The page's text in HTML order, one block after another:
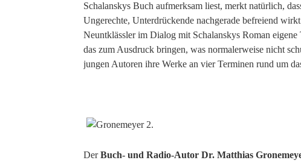
Schalanskys Buch aufmerksam liest, merkt natürlich,
Ungerechte, Unterdrückende nachgerade befreiend
Neuntklässler im Dialog mit Schalanskys Roman
das zum Ausdruck bringen, was normalerweise nicht
jungen Autoren ihre Werke an vier Terminen rund um
DerBuch- und Radio-Autor Dr. Matthias